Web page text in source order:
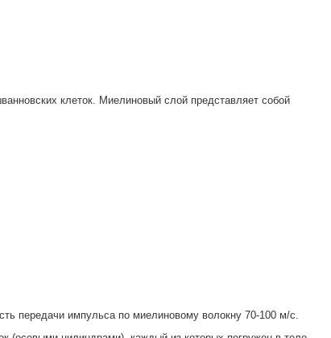
клеток. Миелиновый слой представляет собой
передачи импульса по миелиновому волокну 70-100 м/с.